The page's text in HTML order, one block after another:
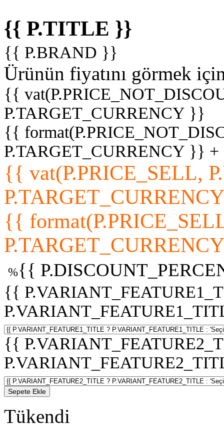
{{ P.TITLE }}
{{ P.BRAND }}
Ürünün fiyatını görmek
{{
P.TARGET_CURRENCY }}
{{
P.TARGET_CURRENCY }}
{{ vat(P.PRICE_SELL,
{{
%{{
{{
{{
Sepete Ekle
Tükendi